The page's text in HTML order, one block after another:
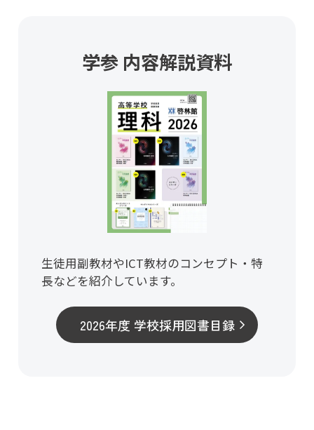
学参 内容解説資料
生徒用副教材やICT教材のコンセプト・特
長などを紹介しています。
2026年度 学校採用図書目録